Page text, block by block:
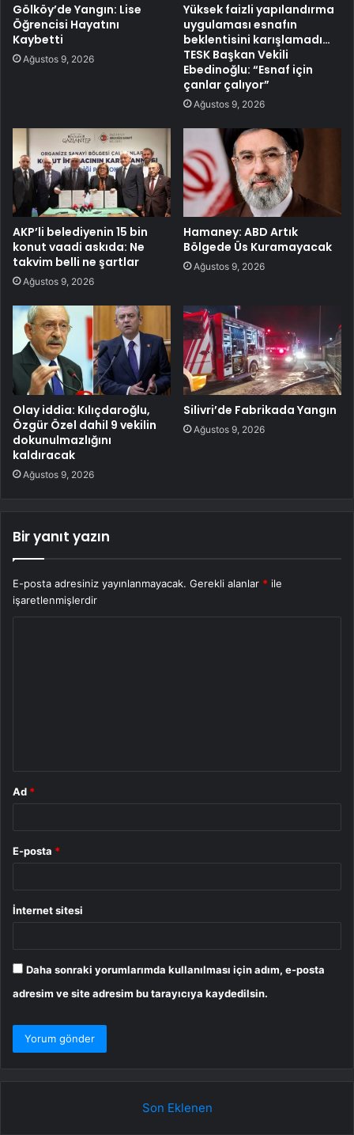
Gölköy’de Yangın: Lise
Öğrencisi Hayatını
Kaybetti
Ağustos 9, 2026
Yüksek faizli yapılandırma
uygulaması esnafın
beklentisini karışlamadı…
TESK Başkan Vekili
Ebedinoğlu: “Esnaf için
çanlar çalıyor”
Ağustos 9, 2026
AKP’li belediyenin 15 bin
konut vaadi askıda: Ne
takvim belli ne şartlar
Ağustos 9, 2026
Hamaney: ABD Artık
Bölgede Üs Kuramayacak
Ağustos 9, 2026
Olay iddia: Kılıçdaroğlu,
Özgür Özel dahil 9 vekilin
dokunulmazlığını
kaldıracak
Ağustos 9, 2026
Silivri’de Fabrikada Yangın
Ağustos 9, 2026
Bir yanıt yazın
E-posta adresiniz yayınlanmayacak. Gerekli alanlar * ile
işaretlenmişlerdir
Ad *
E-posta *
İnternet sitesi
Daha sonraki yorumlarımda kullanılması için adım, e-posta
adresim ve site adresim bu tarayıcıya kaydedilsin.
Son Eklenen